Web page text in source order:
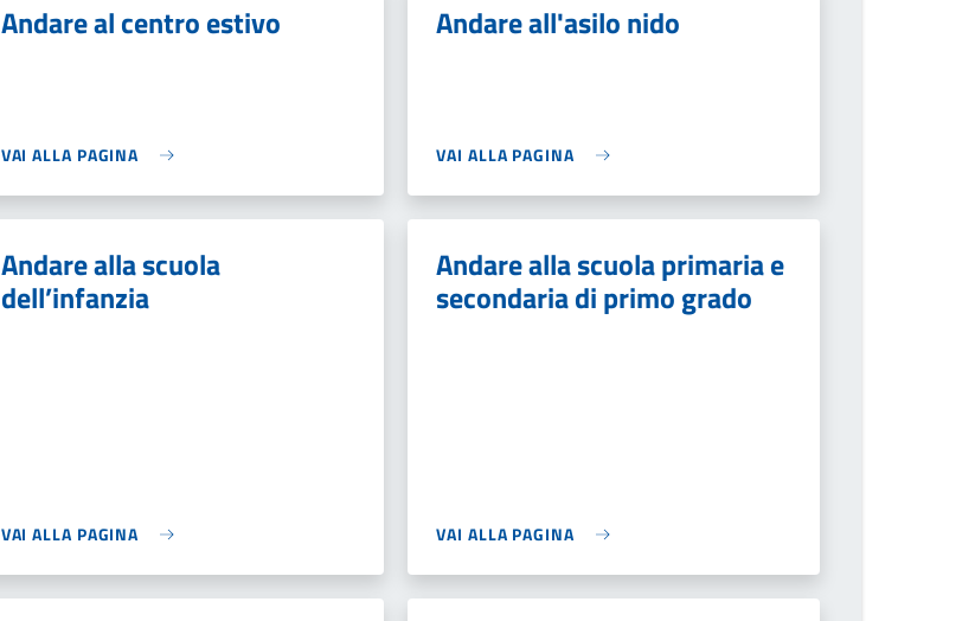
Andare al centro estivo
VAI ALLA PAGINA
Andare all'asilo nido
VAI ALLA PAGINA
Andare alla scuola
dell’infanzia
VAI ALLA PAGINA
Andare alla scuola primaria e
secondaria di primo grado
VAI ALLA PAGINA